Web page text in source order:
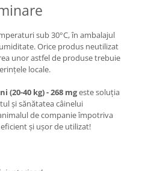
sub 30°C, în ambalajul
Orice produs neutilizat
unor astfel de produse trebuie
locale.
(20-40 kg) - 268 mgeste soluția
și sănătatea câinelui
de companie împotriva
și ușor de utilizat!